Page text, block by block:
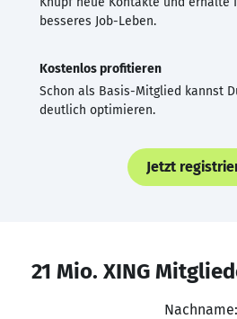
besseres Job-Leben.
Kostenlos profitieren
Schon als Basis-Mitglied kannst
deutlich optimieren.
Jetzt
21 Mio. XING
Nachname: